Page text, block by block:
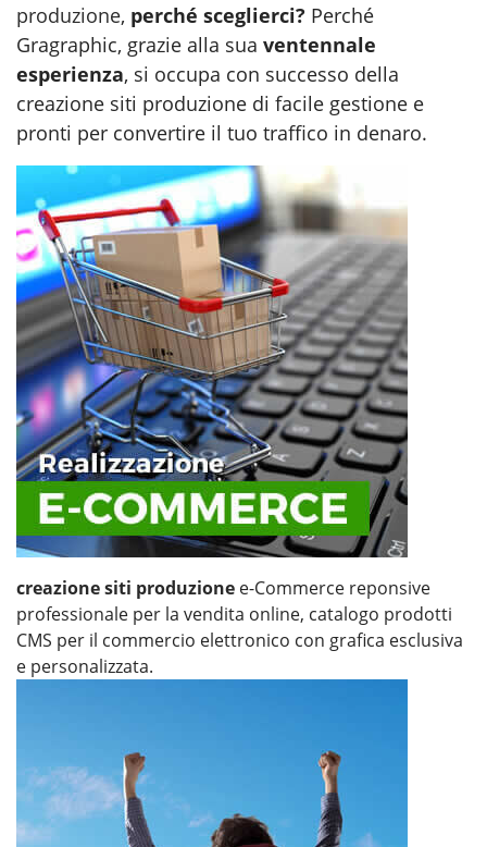
produzione, perché sceglierci? Perché
Gragraphic, grazie alla sua ventennale
esperienza, si occupa con successo della
creazione siti produzione di facile gestione e
pronti per convertire il tuo traffico in denaro.
creazione siti produzione e-Commerce reponsive
professionale per la vendita online, catalogo prodotti
CMS per il commercio elettronico con grafica esclusiva
e personalizzata.